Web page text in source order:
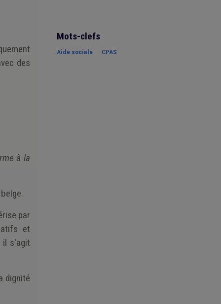
des
à la
par
et
il s'agit
dignité
Mots-clefs
Aide sociale CPAS